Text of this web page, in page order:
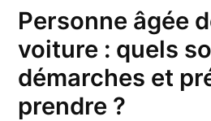
Personne âgée
voiture : quels
démarches et
prendre ?